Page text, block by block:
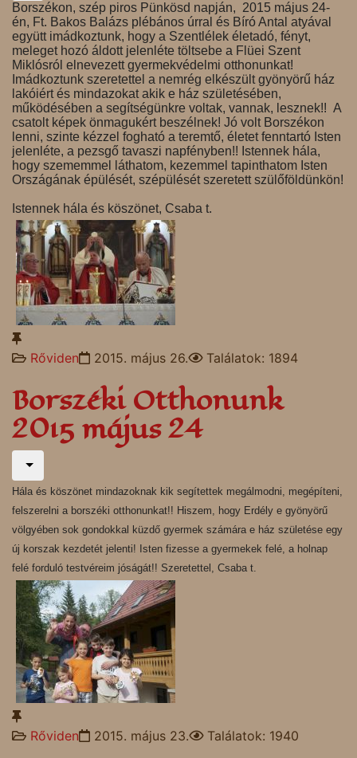
Borszékon, szép piros Pünkösd napján, 2015 május 24-
én, Ft. Bakos Balázs plébános úrral és Bíró Antal atyával
együtt imádkoztunk, hogy a Szentlélek életadó, fényt,
meleget hozó áldott jelenléte töltsebe a Flüei Szent
Miklósról elnevezett gyermekvédelmi otthonunkat!
Imádkoztunk szeretettel a nemrég elkészült gyönyörű ház
lakóiért és mindazokat akik e ház születésében,
működésében a segítségünkre voltak, vannak, lesznek!! A
csatolt képek önmagukért beszélnek! Jó volt Borszékon
lenni, szinte kézzel fogható a teremtő, életet fenntartó Isten
jelenléte, a pezsgő tavaszi napfényben!! Istennek hála,
hogy szememmel láthatom, kezemmel tapinthatom Isten
Országának épülését, szépülését szeretett szülőföldünkön!
Istennek hála és köszönet, Csaba t.
Rőviden 2015. május 26. Találatok: 1894
Borszéki Otthonunk
2015 május 24
Hála és köszönet mindazoknak kik segítettek megálmodni, megépíteni,
felszerelni a borszéki otthonunkat!! Hiszem, hogy Erdély e gyönyörű
völgyében sok gondokkal küzdő gyermek számára e ház születése egy
új korszak kezdetét jelenti! Isten fizesse a gyermekek felé, a holnap
felé forduló testvéreim jóságát!! Szeretettel, Csaba t.
Rőviden 2015. május 23. Találatok: 1940